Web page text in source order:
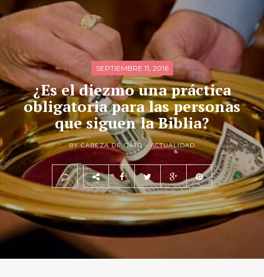
SEPTIEMBRE 11, 2016
¿Es el diezmo una práctica
obligatoria para las personas
que siguen la Biblia?
BY CABEZA DE GATO - ACTUALIDAD